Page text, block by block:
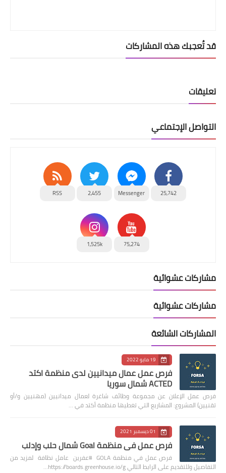
قد تُعجبك هذه المشاركات
تعليقات
التواصل الإجتماعي
25,742
Messenger
2,455
RSS
75,274
1,525k
مشاركات عشوائية
مشاركات عشوائية
المشاركات الشائعة
19 مايو 2022
فرص عمل عمال ميدانيين لدى منظمة اكتد
ACTED شمال سوريا
فرص عمل الإعلان عن مجموعة وظائف شاغرة لعمال ميدانيين (مهنيين و/أو
تقنيين) المشروع: المشاريع التي تغطيها منظمة أكتد في …
01 ديسمبر 2021
فرص عمل في منظمة Goal شمال حلب وإدلب
فرص عمل في منظمة GOLA #عفرين عامل نظافة لمزيد من
التفاصيل وللتقديم على الرابط التالي https://boards.greenhouse.io/g…